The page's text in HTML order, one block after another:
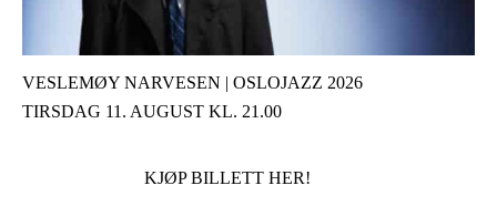
VESLEMØY NARVESEN | OSLOJAZZ 2026
TIRSDAG 11. AUGUST KL. 21.00
KJØP BILLETT HER!